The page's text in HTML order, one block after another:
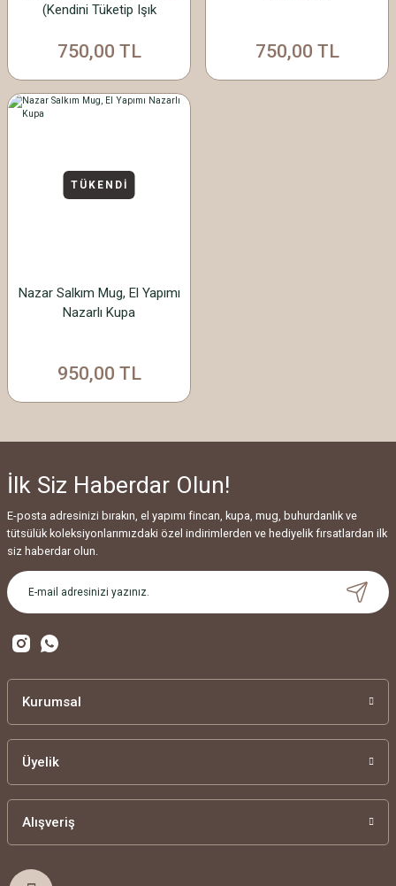
(Kendini Tüketip Işık
750,00 TL 750,00 TL
TÜKENDİ
Nazar Salkım Mug, El Yapımı
Nazarlı Kupa
950,00 TL
İlk Siz Haberdar Olun!
E-posta adresinizi bırakın, el yapımı fincan, kupa, mug, buhurdanlık ve
tütsülük koleksiyonlarımızdaki özel indirimlerden ve hediyelik fırsatlardan ilk
siz haberdar olun.
Kurumsal
Üyelik
Alışveriş